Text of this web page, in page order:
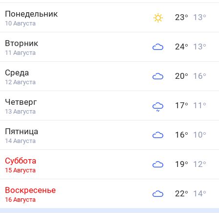
Понедельник
10 Августа
23° 13°
Вторник
11 Августа
24° 13°
Среда
12 Августа
20° 16°
Четверг
13 Августа
17° 11 °
Пятница
14 Августа
16° 10°
Суббота
15 Августа
19° 12°
Воскресенье
16 Августа
22° 14°